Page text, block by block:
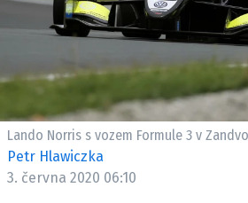
ROZHOVORY
OSTATNÍ
SLEDUJTE NÁS NA|
ETICKÝ KODEX
Lando Norris s vozem Formule 3 v
Petr Hlawiczka
3. června 2020 06:10